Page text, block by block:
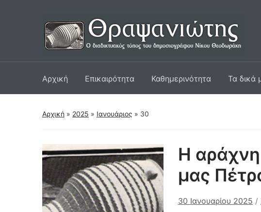
Αρχική Επικαιρότητα Καθημερινότητα Τα δικά
Αρχική » 2025 » Ιανουάριος » 30
Η
μας
30 Ιανουαρίου 2025 /